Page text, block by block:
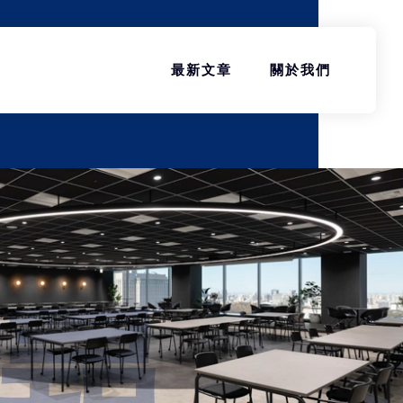
最新文章 關於我們